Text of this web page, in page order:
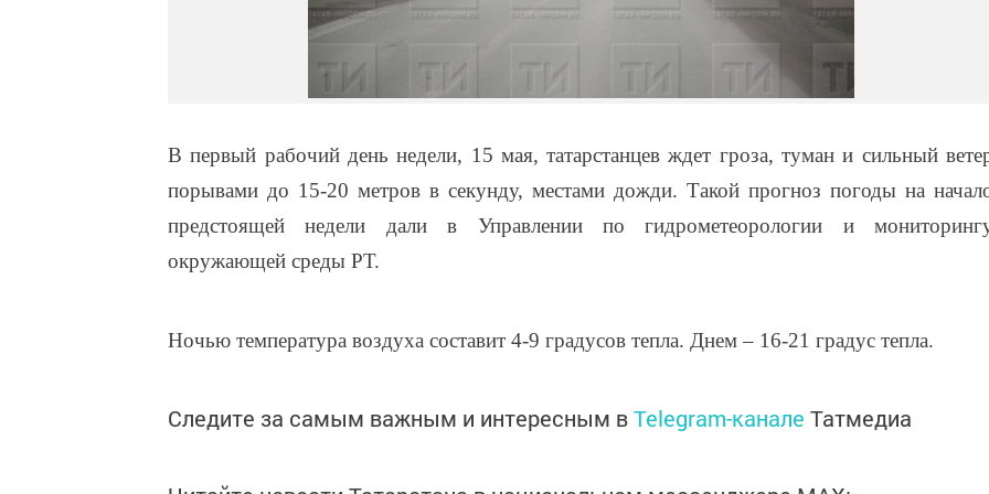
В первый рабочий день недели, 15 мая, татарстанцев ждет гроза, туман и сильный
порывами до 15-20 метров в секунду, местами дожди. Такой прогноз погоды на
предстоящей недели дали в Управлении по гидрометеорологии и
окружающей среды РТ.
Ночью температура воздуха составит 4-9 градусов тепла. Днем – 16-21 градус тепла.
Следите за самым важным и интересным вTelegram-канале Татмедиа